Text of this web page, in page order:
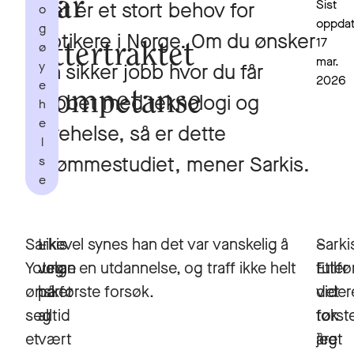
o
g
ø
y
e
h
e
l
s
e
har
ettertraktet
kompetanse
Det er et stort behov for
optikere i Norge. Om du ønsker
en sikker jobb hvor du får
jobbet med teknologi og
øyehelse, så er dette
drømmestudiet, mener Sarkis.
Sist
17
mar.
2026
Sarkis
Younan
ønsket
seg
et
–
Jeg
har
alltid
vært
Likevel synes han det var vanskelig å
velge en utdannelse, og traff ikke helt
på første forsøk.
–
Etter
tok
jeg
det
året